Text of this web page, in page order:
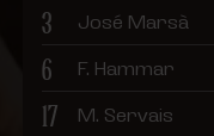
3 José Marsà
6 F. Hammar
17 M. Servais